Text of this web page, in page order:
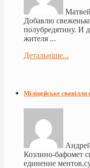
Матвей
Добавлю
полубредятину. И
жителя ...
Детальніше...
Міліцейське свавілля
Козлино-бафомет
единение